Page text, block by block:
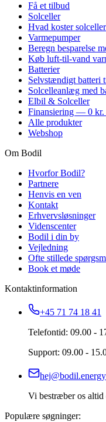
Få et tilbud
Solceller
Hvad koster
Varmepumper
Beregn besparelse
Køb luft-til-vand
Batterier
Selvstændigt batteri
Solcelleanlæg med
Elbil & Solceller
Finansiering — 0 kr.
Alle produkter
Webshop
Om Bodil
Hvorfor Bodil?
Partnere
Henvis en ven
Kontakt
Erhvervsløsninger
Videnscenter
Bodil i din by
Vejledning
Ofte stillede
Book et møde
Kontaktinformation
+45 71 74 18 41
Telefontid: 09.00 -
Support: 09.00 -
hej@bodil.energy
Vi bestræber os altid
Populære søgninger: